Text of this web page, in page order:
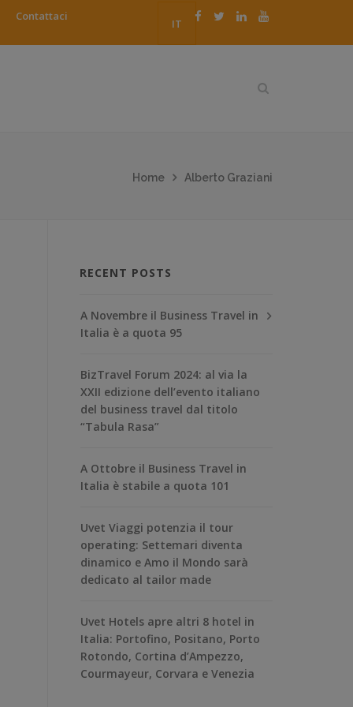
IT
Contattaci
Home Alberto Graziani
RECENT POSTS
A Novembre il Business Travel in
Italia è a quota 95
BizTravel Forum 2024: al via la
XXII edizione dell’evento italiano
del business travel dal titolo
“Tabula Rasa”
A Ottobre il Business Travel in
Italia è stabile a quota 101
Uvet Viaggi potenzia il tour
operating: Settemari diventa
dinamico e Amo il Mondo sarà
dedicato al tailor made
Uvet Hotels apre altri 8 hotel in
Italia: Portofino, Positano, Porto
Rotondo, Cortina d’Ampezzo,
Courmayeur, Corvara e Venezia